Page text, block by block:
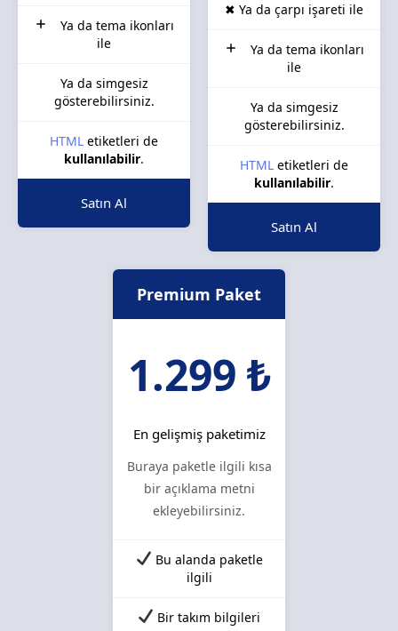
Ya da tema ikonları
ile
Ya da simgesiz
gösterebilirsiniz.
HTML etiketleri de
kullanılabilir.
Satın Al
✖ Ya da çarpı işareti ile
Ya da tema ikonları
ile
Ya da simgesiz
gösterebilirsiniz.
HTML etiketleri de
kullanılabilir.
Satın Al
Premium Paket
1.299 ₺
En gelişmiş paketimiz
Buraya paketle ilgili kısa
bir açıklama metni
ekleyebilirsiniz.
Bu alanda paketle
ilgili
Bir takım bilgileri